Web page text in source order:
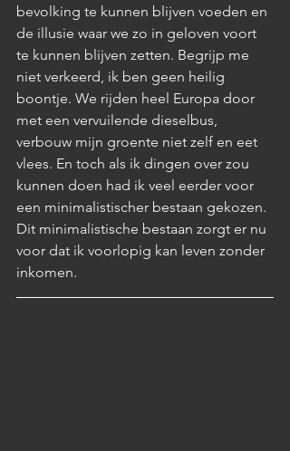
bevolking te kunnen blijven voeden en
de illusie waar we zo in geloven voort
te kunnen blijven zetten. Begrijp me
niet verkeerd, ik ben geen heilig
boontje. We rijden heel Europa door
met een vervuilende dieselbus,
verbouw mijn groente niet zelf en eet
vlees. En toch als ik dingen over zou
kunnen doen had ik veel eerder voor
een minimalistischer bestaan gekozen.
Dit minimalistische bestaan zorgt er nu
voor dat ik voorlopig kan leven zonder
inkomen.